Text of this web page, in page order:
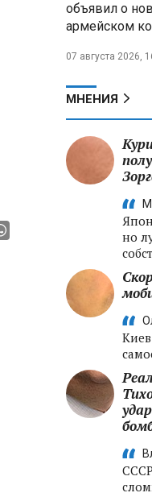
объявил о
армейском
07 августа 2026,
МНЕНИЯ
но